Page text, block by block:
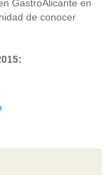
GastroAlicante en
de conocer